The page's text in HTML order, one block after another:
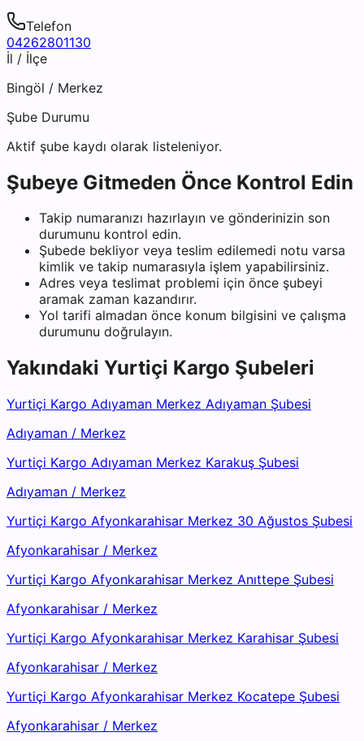
Telefon
04262801130
İl / İlçe
Bingöl / Merkez
Şube Durumu
Aktif şube kaydı olarak listeleniyor.
Şubeye Gitmeden Önce Kontrol Edin
Takip numaranızı hazırlayın ve gönderinizin son
durumunu kontrol edin.
Şubede bekliyor veya teslim edilemedi notu varsa
kimlik ve takip numarasıyla işlem yapabilirsiniz.
Adres veya teslimat problemi için önce şubeyi
aramak zaman kazandırır.
Yol tarifi almadan önce konum bilgisini ve çalışma
durumunu doğrulayın.
Yakındaki Yurtiçi Kargo Şubeleri
Yurtiçi Kargo Adıyaman Merkez Adıyaman Şubesi
Adıyaman / Merkez
Yurtiçi Kargo Adıyaman Merkez Karakuş Şubesi
Adıyaman / Merkez
Yurtiçi Kargo Afyonkarahisar Merkez 30 Ağustos Şubesi
Afyonkarahisar / Merkez
Yurtiçi Kargo Afyonkarahisar Merkez Anıttepe Şubesi
Afyonkarahisar / Merkez
Yurtiçi Kargo Afyonkarahisar Merkez Karahisar Şubesi
Afyonkarahisar / Merkez
Yurtiçi Kargo Afyonkarahisar Merkez Kocatepe Şubesi
Afyonkarahisar / Merkez